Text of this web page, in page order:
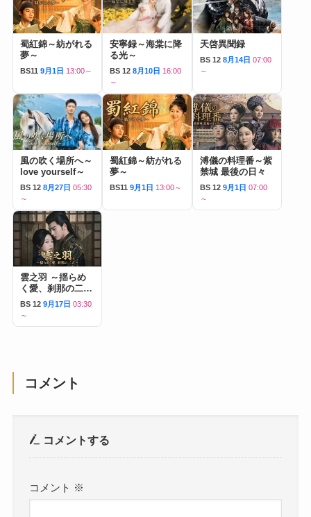
蜀紅錦～紡がれる
夢～
BS11 9月1日 13:00～
安寧録～海棠に降
る光～
BS 12 8月10日 16:00
～
天啓異聞録
BS 12 8月14日 07:00
～
風の吹く場所へ～
love yourself～
BS 12 8月27日 05:30
～
蜀紅錦～紡がれる
夢～
BS11 9月1日 13:00～
溥儀の料理番～紫
禁城 最後の日々
BS 12 9月1日 07:00
～
雲之羽 ～揺らめ
く愛、刹那の二人
～
BS 12 9月17日 03:30
～
コメント
コメントする
コメント ※